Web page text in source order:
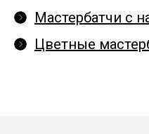
Мастербатчи с
Цветные